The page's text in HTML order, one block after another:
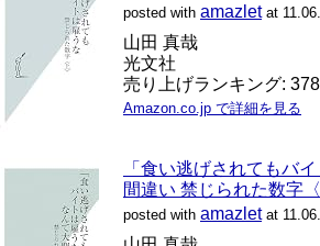
posted with amazletat
山田 真哉
光文社
売り上げランキング:
Amazon.co.jp で詳細を見る
「食い逃げされてもバ
間違い 禁じられた数字
posted with amazletat